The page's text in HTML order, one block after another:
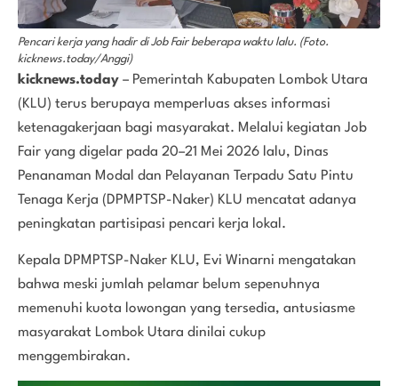
Pencari kerja yang hadir di Job Fair beberapa waktu lalu. (Foto.
kicknews.today/Anggi)
kicknews.today – Pemerintah Kabupaten Lombok Utara
(KLU) terus berupaya memperluas akses informasi
ketenagakerjaan bagi masyarakat. Melalui kegiatan Job
Fair yang digelar pada 20–21 Mei 2026 lalu, Dinas
Penanaman Modal dan Pelayanan Terpadu Satu Pintu
Tenaga Kerja (DPMPTSP-Naker) KLU mencatat adanya
peningkatan partisipasi pencari kerja lokal.
Kepala DPMPTSP-Naker KLU, Evi Winarni mengatakan
bahwa meski jumlah pelamar belum sepenuhnya
memenuhi kuota lowongan yang tersedia, antusiasme
masyarakat Lombok Utara dinilai cukup
menggembirakan.